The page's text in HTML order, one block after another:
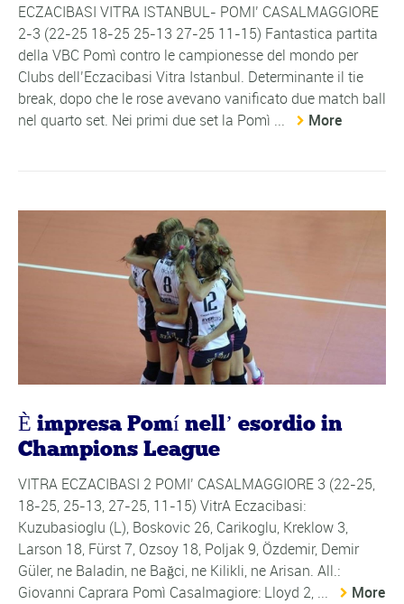
ECZACIBASI VITRA ISTANBUL- POMI’ CASALMAGGIORE
2-3 (22-25 18-25 25-13 27-25 11-15) Fantastica partita
della VBC Pomì contro le campionesse del mondo per
Clubs dell’Eczacibasi Vitra Istanbul. Determinante il tie
break, dopo che le rose avevano vanificato due match ball
nel quarto set. Nei primi due set la Pomì ...
More
È impresa Pomí nell’ esordio in
Champions League
VITRA ECZACIBASI 2 POMI’ CASALMAGGIORE 3 (22-25,
18-25, 25-13, 27-25, 11-15) VitrA Eczacibasi:
Kuzubasioglu (L), Boskovic 26, Carikoglu, Kreklow 3,
Larson 18, Fürst 7, Ozsoy 18, Poljak 9, Özdemir, Demir
Güler, ne Baladin, ne Bağci, ne Kilikli, ne Arisan. All.:
Giovanni Caprara Pomì Casalmagiore: Lloyd 2, ...
More